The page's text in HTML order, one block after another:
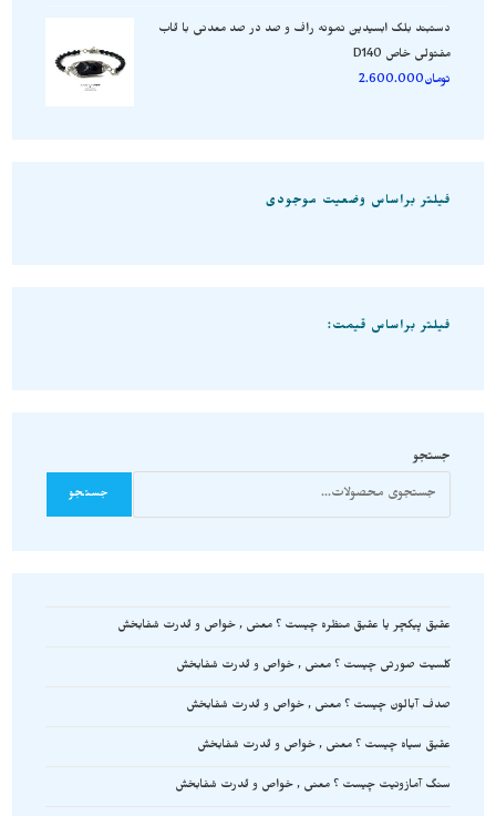
دستبند بلک ابسیدین نمونه راف و صد در صد معدنی با قاب
مفتولی خاص D140
تومان2.600.000
فیلتر براساس وضعیت موجودی
فیلتر براساس قیمت:
جستجو
جستجو
عقیق پیکچر یا عقیق منظره چیست ؟ معنی , خواص و قدرت شفابخش
کلسیت صورتی چیست ؟ معنی , خواص و قدرت شفابخش
صدف آبالون چیست ؟ معنی , خواص و قدرت شفابخش
عقیق سیاه چیست ؟ معنی , خواص و قدرت شفابخش
سنگ آمازونیت چیست ؟ معنی , خواص و قدرت شفابخش